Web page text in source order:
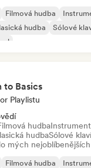
Filmová hudba
hudba
Sólové
to Basics
Playlistu
hudba
hudbaSólové
mých
Filmová hudba